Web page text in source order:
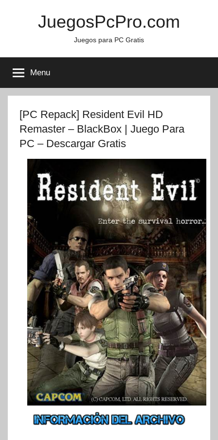
JuegosPcPro.com
Juegos para PC Gratis
Menu
[PC Repack] Resident Evil HD
Remaster – BlackBox | Juego Para
PC – Descargar Gratis